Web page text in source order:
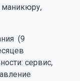
маникюру,
(9
сервис,